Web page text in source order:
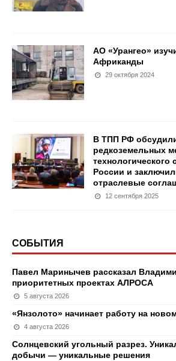
АО «Урангео»
Африканды
29 октября 2024
В ТПП РФ
редкоземельных
технологического
России и
отраслевые
12 сентября 2025
СОБЫТИЯ
Павел Маринычев рассказал
приоритетных проектах АЛРОСА
5 августа 2026
«Янзолото» начинает работу на
4 августа 2026
Солнцевский угольный разрез.
добычи — уникальные решения